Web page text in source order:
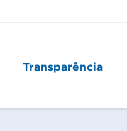
Transparência